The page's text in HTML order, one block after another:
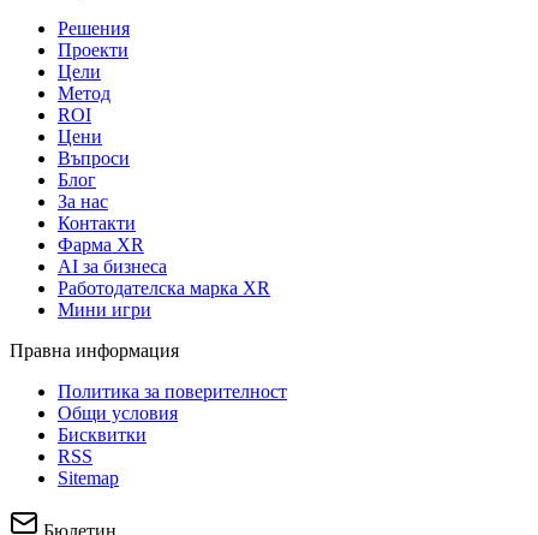
Решения
Проекти
Цели
Метод
ROI
Цени
Въпроси
Блог
За нас
Контакти
Фарма XR
AI за бизнеса
Работодателска марка XR
Мини игри
Правна информация
Политика за поверителност
Общи условия
Бисквитки
RSS
Sitemap